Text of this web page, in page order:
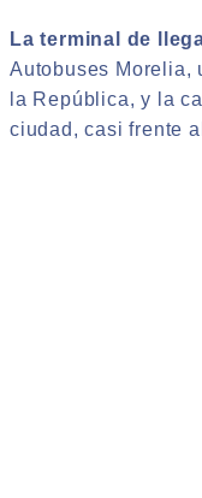
La terminal de
Autobuses Morelia,
la República, y la
ciudad, casi frente